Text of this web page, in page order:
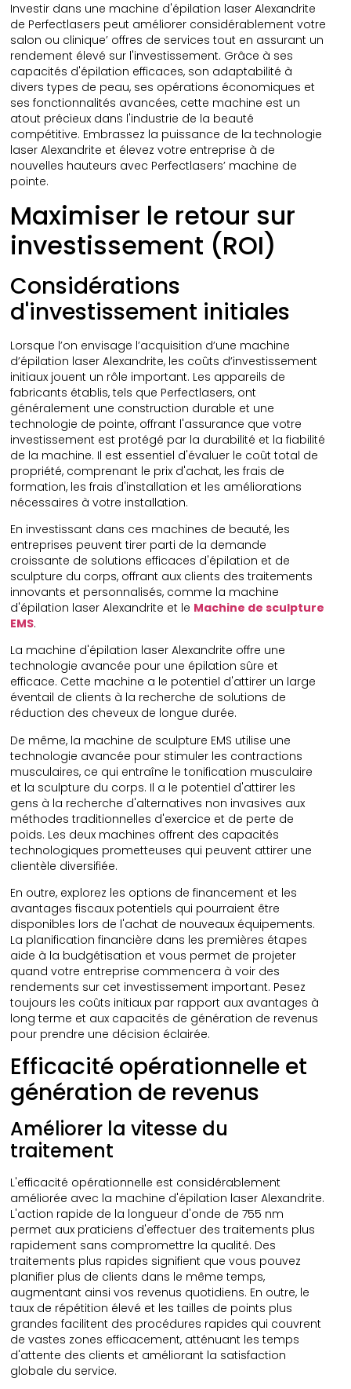
Investir dans une machine d'épilation laser Alexandrite
de Perfectlasers peut améliorer considérablement votre
salon ou clinique’ offres de services tout en assurant un
rendement élevé sur l'investissement. Grâce à ses
capacités d'épilation efficaces, son adaptabilité à
divers types de peau, ses opérations économiques et
ses fonctionnalités avancées, cette machine est un
atout précieux dans l'industrie de la beauté
compétitive. Embrassez la puissance de la technologie
laser Alexandrite et élevez votre entreprise à de
nouvelles hauteurs avec Perfectlasers’ machine de
pointe.
Maximiser le retour sur
investissement (ROI)
Considérations
d'investissement initiales
Lorsque l’on envisage l’acquisition d’une machine
d’épilation laser Alexandrite, les coûts d’investissement
initiaux jouent un rôle important. Les appareils de
fabricants établis, tels que Perfectlasers, ont
généralement une construction durable et une
technologie de pointe, offrant l'assurance que votre
investissement est protégé par la durabilité et la fiabilité
de la machine. Il est essentiel d'évaluer le coût total de
propriété, comprenant le prix d'achat, les frais de
formation, les frais d'installation et les améliorations
nécessaires à votre installation.
En investissant dans ces machines de beauté, les
entreprises peuvent tirer parti de la demande
croissante de solutions efficaces d'épilation et de
sculpture du corps, offrant aux clients des traitements
innovants et personnalisés, comme la machine
d'épilation laser Alexandrite et le Machine de sculpture
EMS.
La machine d'épilation laser Alexandrite offre une
technologie avancée pour une épilation sûre et
efficace. Cette machine a le potentiel d'attirer un large
éventail de clients à la recherche de solutions de
réduction des cheveux de longue durée.
De même, la machine de sculpture EMS utilise une
technologie avancée pour stimuler les contractions
musculaires, ce qui entraîne le tonification musculaire
et la sculpture du corps. Il a le potentiel d'attirer les
gens à la recherche d'alternatives non invasives aux
méthodes traditionnelles d'exercice et de perte de
poids. Les deux machines offrent des capacités
technologiques prometteuses qui peuvent attirer une
clientèle diversifiée.
En outre, explorez les options de financement et les
avantages fiscaux potentiels qui pourraient être
disponibles lors de l'achat de nouveaux équipements.
La planification financière dans les premières étapes
aide à la budgétisation et vous permet de projeter
quand votre entreprise commencera à voir des
rendements sur cet investissement important. Pesez
toujours les coûts initiaux par rapport aux avantages à
long terme et aux capacités de génération de revenus
pour prendre une décision éclairée.
Efficacité opérationnelle et
génération de revenus
Améliorer la vitesse du
traitement
L'efficacité opérationnelle est considérablement
améliorée avec la machine d'épilation laser Alexandrite.
L'action rapide de la longueur d'onde de 755 nm
permet aux praticiens d'effectuer des traitements plus
rapidement sans compromettre la qualité. Des
traitements plus rapides signifient que vous pouvez
planifier plus de clients dans le même temps,
augmentant ainsi vos revenus quotidiens. En outre, le
taux de répétition élevé et les tailles de points plus
grandes facilitent des procédures rapides qui couvrent
de vastes zones efficacement, atténuant les temps
d'attente des clients et améliorant la satisfaction
globale du service.